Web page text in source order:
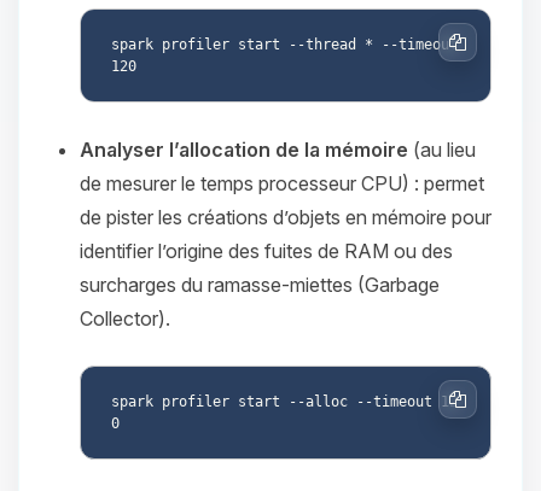
spark profiler start --thread * --timeout
Copier
Analyser l’allocation de la mémoire (au lieu
de mesurer le temps processeur CPU) : permet
de pister les créations d’objets en mémoire pour
identifier l’origine des fuites de RAM ou des
surcharges du ramasse-miettes (Garbage
Collector).
spark profiler start --alloc --timeout 12
Copier